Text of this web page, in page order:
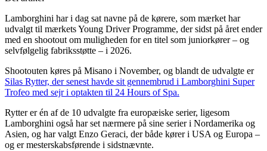
Lamborghini har i dag sat navne på de kørere, som mærket har
udvalgt til mærkets Young Driver Programme, der sidst på året ender
med en shootout om muligheden for en titel som juniorkører – og
selvfølgelig fabriksstøtte – i 2026.
Shootouten køres på Misano i November, og blandt de udvalgte er
Silas Rytter, der senest havde sit gennembrud i Lamborghini Super
Trofeo med sejr i optakten til 24 Hours of Spa.
Rytter er én af de 10 udvalgte fra europæiske serier, ligesom
Lamborghini også har set nærmere på sine serier i Nordamerika og
Asien, og har valgt Enzo Geraci, der både kører i USA og Europa –
og er mesterskabsførende i sidstnævnte.